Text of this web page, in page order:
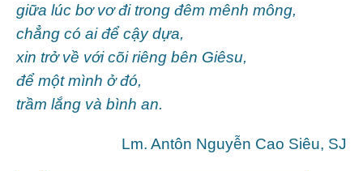
giữa lúc bơ vơ đi trong đêm mênh mông,
chẳng có ai để cậy dựa,
xin trở về với cõi riêng bên Giêsu,
để một mình ở đó,
trầm lắng và bình an.
Lm. Antôn Nguyễn Cao Siêu, SJ